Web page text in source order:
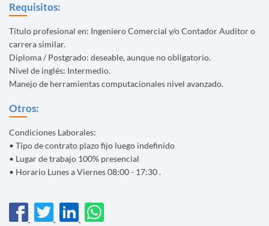
Requisitos:
Título profesional en: Ingeniero Comercial y/o Contador Auditor o
carrera similar.
Diploma / Postgrado: deseable, aunque no obligatorio.
Nivel de inglés: Intermedio.
Manejo de herramientas computacionales nivel avanzado.
Otros:
Condiciones Laborales:
• Tipo de contrato plazo fijo luego indefinido
• Lugar de trabajo 100% presencial
• Horario Lunes a Viernes 08:00 - 17:30 .